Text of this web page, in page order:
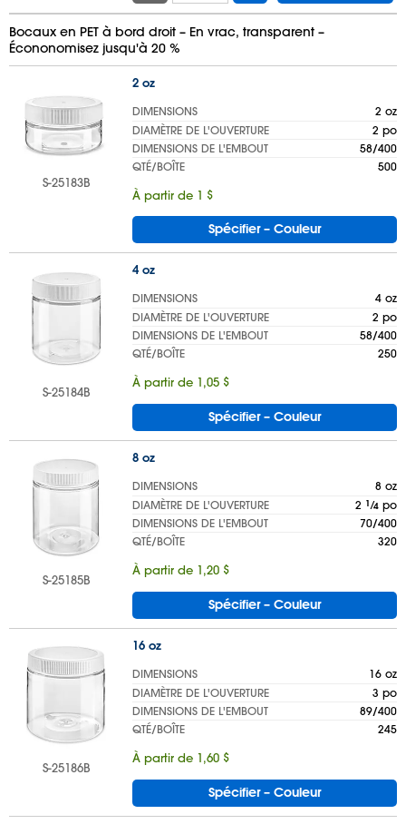
Bocaux en PET à bord droit – En vrac, transparent –
Écononomisez jusqu'à 20 %
S-25183B
2 oz
DIMENSIONS
2 oz
DIAMÈTRE DE L'OUVERTURE
2 po
DIMENSIONS DE L'EMBOUT
58/400
QTÉ/BOÎTE
500
À partir de 1 $
Spécifier – Couleur
S-25184B
4 oz
DIMENSIONS
4 oz
DIAMÈTRE DE L'OUVERTURE
2 po
DIMENSIONS DE L'EMBOUT
58/400
QTÉ/BOÎTE
250
À partir de 1,05 $
Spécifier – Couleur
S-25185B
8 oz
DIMENSIONS
8 oz
DIAMÈTRE DE L'OUVERTURE
2 1 ⁄4 po
DIMENSIONS DE L'EMBOUT
70/400
QTÉ/BOÎTE
320
À partir de 1,20 $
Spécifier – Couleur
S-25186B
16 oz
DIMENSIONS
16 oz
DIAMÈTRE DE L'OUVERTURE
3 po
DIMENSIONS DE L'EMBOUT
89/400
QTÉ/BOÎTE
245
À partir de 1,60 $
Spécifier – Couleur